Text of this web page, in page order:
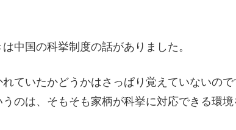
中国の科挙制度の話がありました。
ていたかどうかはさっぱり覚えていないの
のは、そもそも家柄が科挙に対応できる環